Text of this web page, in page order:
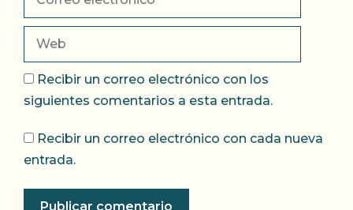
electrónico
Recibir un correo electrónico con los
siguientes comentarios a esta entrada.
Recibir un correo electrónico con cada nueva
entrada.